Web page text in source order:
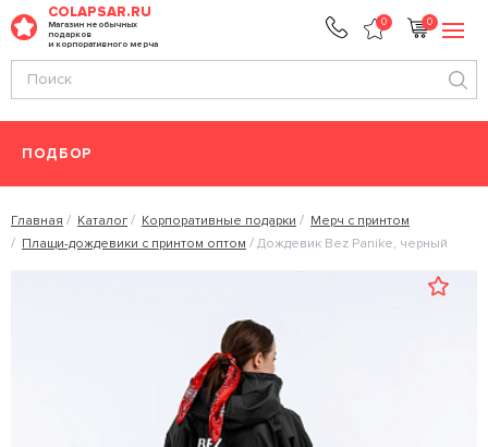
COLAPSAR.RU
Магазин необычных
подарков
и корпоративного мерча
0 0
ПОДБОР
Главная Каталог Корпоративные подарки
Мерч с принтом
Плащи-дождевики с принтом оптом
Дождевик Bez Panike, черный